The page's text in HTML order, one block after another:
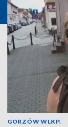
GORZÓW WLKP.